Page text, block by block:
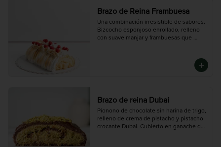
Brazo de Reina Frambuesa
Una combinación irresistible de sabores.
Bizcocho esponjoso enrollado, relleno
con suave manjar y frambuesas que
Mediana ( 5 - 6 porciones), Grande (10 -12
Brazo de reina Dubai
Pionono de chocolate sin harina de trigo,
relleno de crema de pistacho y pistacho
crocante Dubai. Cubierto en ganache de